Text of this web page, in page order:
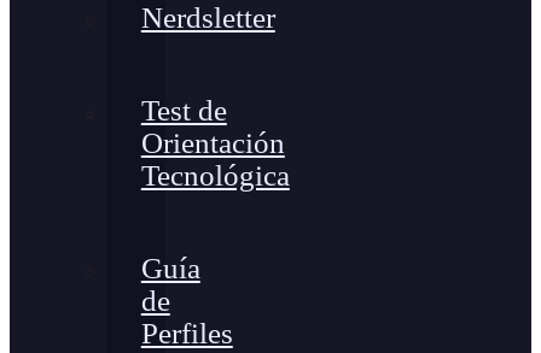
Nerdsletter
Test de
Orientación
Tecnológica
Guía
de
Perfiles